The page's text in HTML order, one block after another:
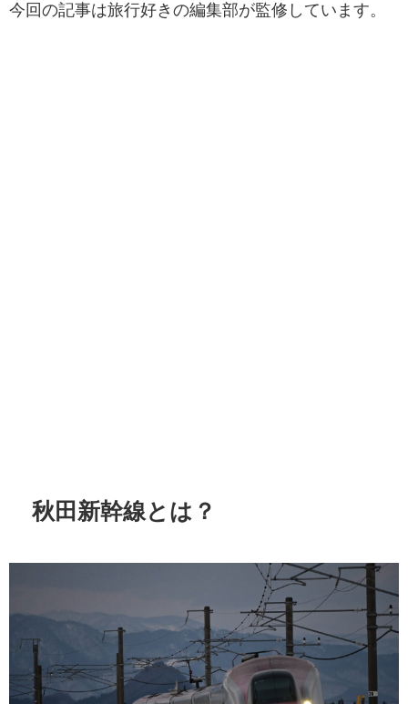
今回の記事は旅行好きの編集部が監修しています。
秋田新幹線とは？